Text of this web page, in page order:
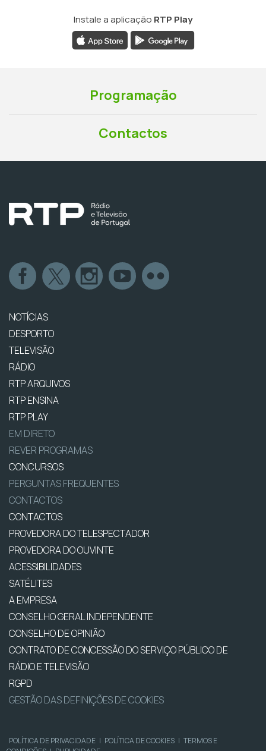
Instale a aplicação RTP Play
Programação
Contactos
NOTÍCIAS
DESPORTO
TELEVISÃO
RÁDIO
RTP ARQUIVOS
RTP ENSINA
RTP PLAY
EM DIRETO
REVER PROGRAMAS
CONCURSOS
PERGUNTAS FREQUENTES
CONTACTOS
CONTACTOS
PROVEDORA DO TELESPECTADOR
PROVEDORA DO OUVINTE
ACESSIBILIDADES
SATÉLITES
A EMPRESA
CONSELHO GERAL INDEPENDENTE
CONSELHO DE OPINIÃO
CONTRATO DE CONCESSÃO DO SERVIÇO PÚBLICO DE
RÁDIO E TELEVISÃO
RGPD
GESTÃO DAS DEFINIÇÕES DE COOKIES
POLÍTICA DE PRIVACIDADE | POLÍTICA DE COOKIES | TERMOS E